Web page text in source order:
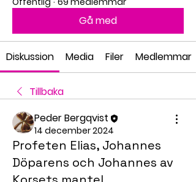
Gå med
Diskussion Media Filer Medlemmar
Tillbaka
Peder Bergqvist
14 december 2024
Profeten Elias, Johannes
Döparens och Johannes av